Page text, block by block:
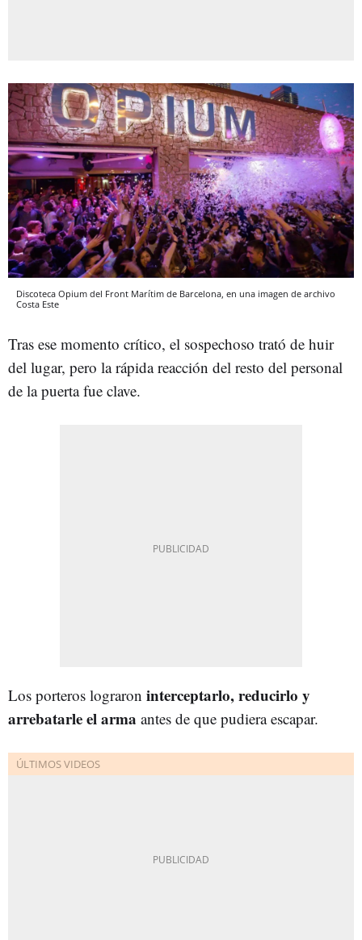
Discoteca Opium del Front Marítim de Barcelona, en una imagen de archivo
Costa Este
Tras ese momento crítico, el sospechoso trató de huir
del lugar, pero la rápida reacción del resto del personal
de la puerta fue clave.
Los porteros lograron interceptarlo, reducirlo y
arrebatarle el arma antes de que pudiera escapar.